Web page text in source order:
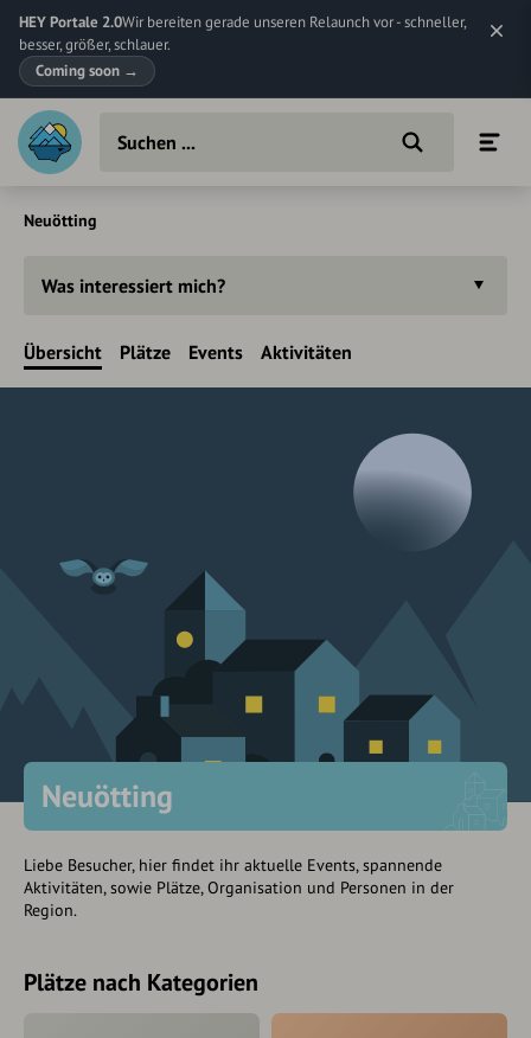
HEY Portale 2.0Wir bereiten gerade unseren Relaunch vor - schneller,
besser, größer, schlauer.
Coming soon →
Neuötting
Was interessiert mich?
Übersicht Plätze Events Aktivitäten
Neuötting
Liebe Besucher, hier findet ihr aktuelle Events, spannende
Aktivitäten, sowie Plätze, Organisation und Personen in der
Region.
Plätze nach Kategorien